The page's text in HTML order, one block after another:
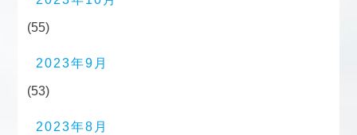
(55)
2023年9月
(53)
2023年8月